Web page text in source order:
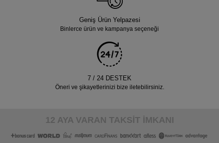
Geniş Ürün Yelpazesi
Binlerce ürün ve kampanya seçeneği
7 / 24 DESTEK
Öneri ve şikayetlerinizi bize iletebilirsiniz.
12 AYA VARAN TAKSİT İMKANI